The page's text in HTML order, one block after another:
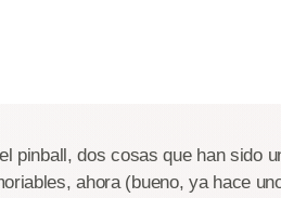
pinball, dos cosas que han sido
ahora (bueno, ya hace